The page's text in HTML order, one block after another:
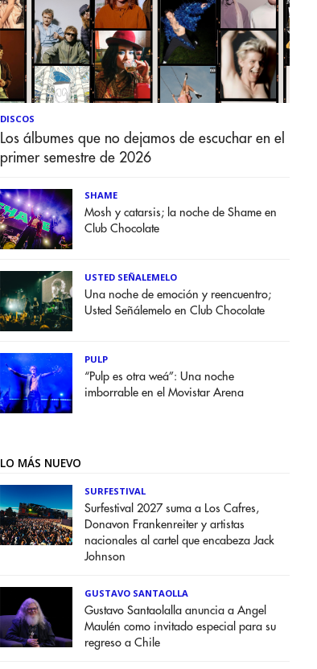
DISCOS
Los álbumes que no dejamos de escuchar en el
primer semestre de 2026
SHAME
Mosh y catarsis; la noche de Shame en
Club Chocolate
USTED SEÑALEMELO
Una noche de emoción y reencuentro;
Usted Señálemelo en Club Chocolate
PULP
“Pulp es otra weá”: Una noche
imborrable en el Movistar Arena
LO MÁS NUEVO
SURFESTIVAL
Surfestival 2027 suma a Los Cafres,
Donavon Frankenreiter y artistas
nacionales al cartel que encabeza Jack
Johnson
GUSTAVO SANTAOLLA
Gustavo Santaolalla anuncia a Angel
Maulén como invitado especial para su
regreso a Chile